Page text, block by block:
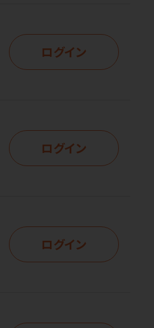
ログイン
ログイン
ログイン